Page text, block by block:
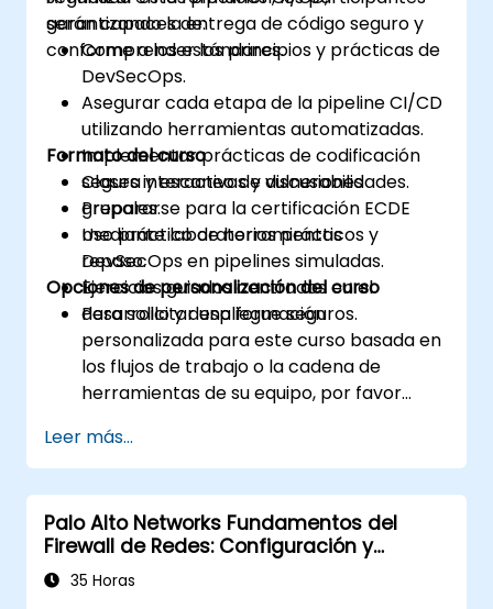
garantizando la entrega de código seguro y
conforme a los estándares.
serán capaces de:
Comprender los principios y prácticas de
DevSecOps.
Asegurar cada etapa de la pipeline CI/CD
utilizando herramientas automatizadas.
Implementar prácticas de codificación
segura y escaneo de vulnerabilidades.
Prepararse para la certificación ECDE
mediante laboratorios prácticos y
repaso.
Formato del curso
Clases interactivas y discusiones
grupales.
Uso práctico de herramientas
DevSecOps en pipelines simuladas.
Ejercicios guiados centrados en el
desarrollo y despliegue seguros.
Opciones de personalización del curso
Para solicitar una formación
personalizada para este curso basada en
los flujos de trabajo o la cadena de
herramientas de su equipo, por favor
Leer más...
Palo Alto Networks Fundamentos del
Firewall de Redes: Configuración y
Gestión
35 Horas